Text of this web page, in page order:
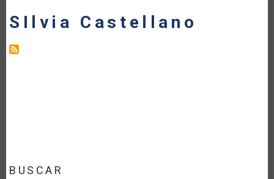
AYUDA
A
SIlvia Castellano
BUSCAR